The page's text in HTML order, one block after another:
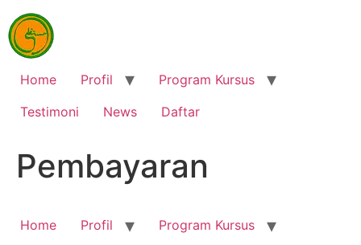
Home Profil
Program Kursus
Testimoni
News Daftar
Pembayaran
Home Profil
Program Kursus